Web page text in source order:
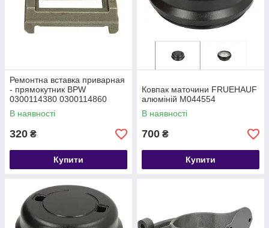
Ремонтна вставка приварная
- прямокутник BPW
0300114380 0300114860
В наявності
320 ₴
Купити
Ковпак маточини FRUEHAUF
алюміній M044554
В наявності
700 ₴
Купити